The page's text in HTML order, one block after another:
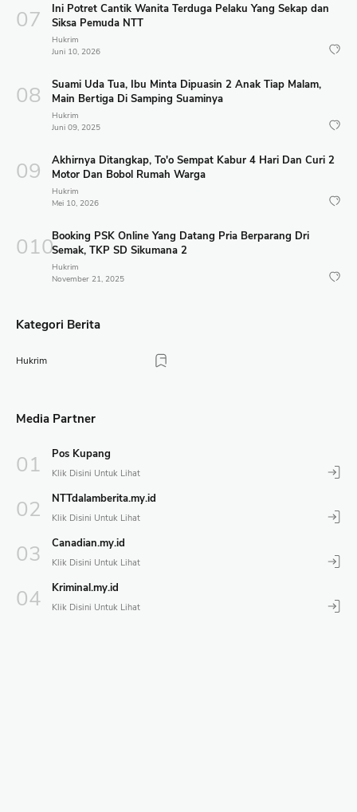
Ini Potret Cantik Wanita Terduga Pelaku Yang Sekap dan
Siksa Pemuda NTT
Hukrim
Juni 10, 2026
Suami Uda Tua, Ibu Minta Dipuasin 2 Anak Tiap Malam,
Main Bertiga Di Samping Suaminya
Hukrim
Juni 09, 2025
Akhirnya Ditangkap, To'o Sempat Kabur 4 Hari Dan Curi 2
Motor Dan Bobol Rumah Warga
Hukrim
Mei 10, 2026
Booking PSK Online Yang Datang Pria Berparang Dri
Semak, TKP SD Sikumana 2
Hukrim
November 21, 2025
Kategori Berita
Hukrim
Media Partner
Pos Kupang
NTTdalamberita.my.id
Canadian.my.id
Kriminal.my.id